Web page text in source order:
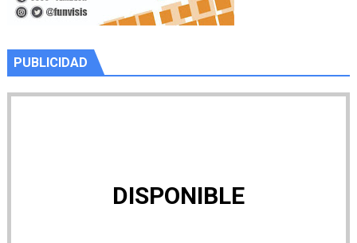
PUBLICIDAD
DISPONIBLE